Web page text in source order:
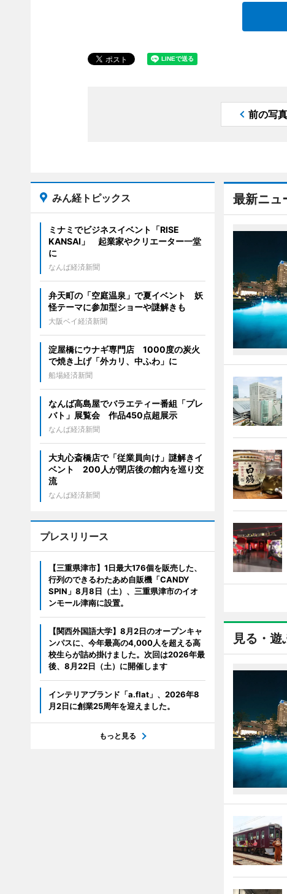
前の写真
最新ニュ
見る・遊
みん経トピックス
ミナミでビジネスイベント「RISE
KANSAI」 起業家やクリエーター一堂
に
なんば経済新聞
弁天町の「空庭温泉」で夏イベント 妖
怪テーマに参加型ショーや謎解きも
大阪ベイ経済新聞
淀屋橋にウナギ専門店 1000度の炭火
で焼き上げ「外カリ、中ふわ」に
船場経済新聞
なんば高島屋でバラエティー番組「プレ
バト」展覧会 作品450点超展示
なんば経済新聞
大丸心斎橋店で「従業員向け」謎解きイ
ベント 200人が閉店後の館内を巡り交
流
なんば経済新聞
プレスリリース
【三重県津市】1日最大176個を販売した、
行列のできるわたあめ自販機「CANDY
SPIN」8月8日（土）、三重県津市のイオ
ンモール津南に設置。
【関西外国語大学】8月2日のオープンキャ
ンパスに、今年最高の4,000人を超える高
校生らが詰め掛けました。次回は2026年最
後、8月22日（土）に開催します
インテリアブランド「a.flat」、2026年8
月2日に創業25周年を迎えました。
もっと見る